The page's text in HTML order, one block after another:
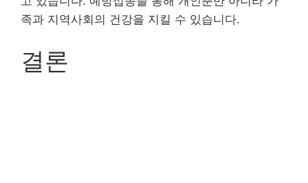
족과 지역사회의 건강을 지킬 수 있습니다.
결론